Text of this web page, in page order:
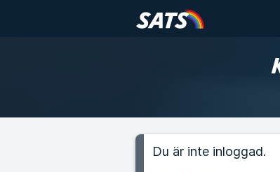
Du är inte inloggad.